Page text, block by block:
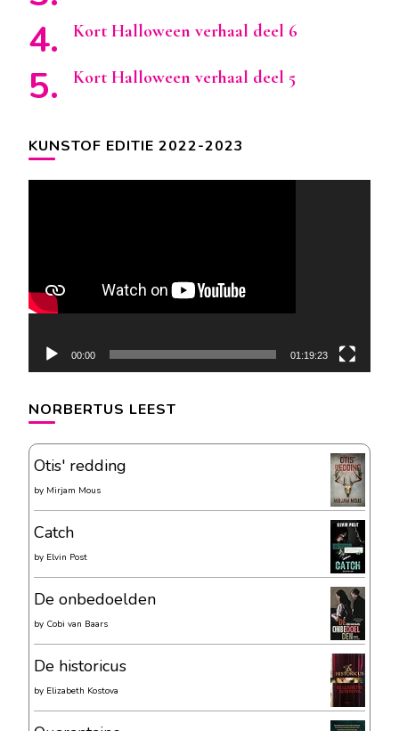
Kort Halloween verhaal deel 6
Kort Halloween verhaal deel 5
KUNSTOF EDITIE 2022-2023
00:00 01:19:23
NORBERTUS LEEST
Otis' redding
by Mirjam Mous
Catch
by Elvin Post
De onbedoelden
by Cobi van Baars
De historicus
by Elizabeth Kostova